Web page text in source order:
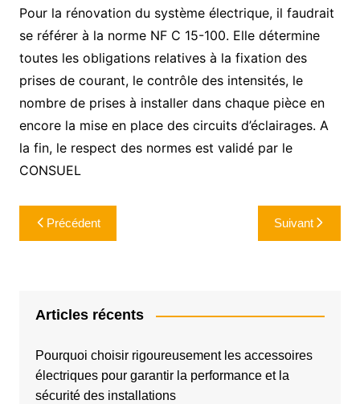
Pour la rénovation du système électrique, il faudrait
se référer à la norme NF C 15-100. Elle détermine
toutes les obligations relatives à la fixation des
prises de courant, le contrôle des intensités, le
nombre de prises à installer dans chaque pièce en
encore la mise en place des circuits d’éclairages. A
la fin, le respect des normes est validé par le
CONSUEL
Navigation
de
Précédent Suivant
Articles récents
Pourquoi choisir rigoureusement les accessoires
électriques pour garantir la performance et la
sécurité des installations